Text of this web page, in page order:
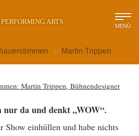
ARTS MENÜ
> Martin Trippen
Martin Trippen, Bühnendesigner
nur da und denkt „WOW“.
Show einhüllen und habe nichts